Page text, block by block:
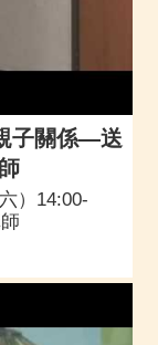
子關係—送
）14:00-